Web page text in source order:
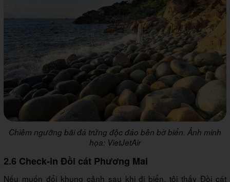
Chiêm ngưỡng bãi đá trứng độc đáo bên bờ biển. Ảnh minh
họa: VietJetAir
2.6 Check-in Đồi cát Phương Mai
Nếu muốn đổi khung cảnh sau khi đi biển, tôi thấy Đồi cát